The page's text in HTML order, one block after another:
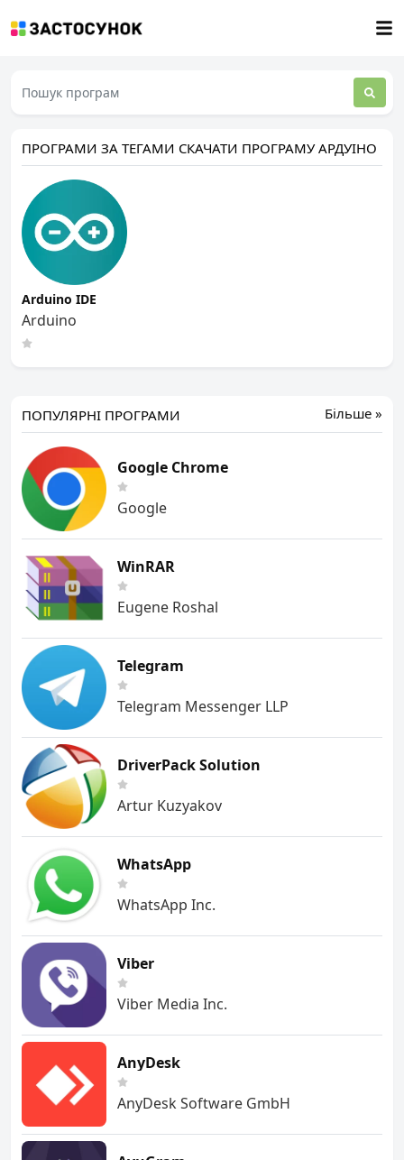
ПРОГРАМИ ЗА ТЕГАМИ СКАЧАТИ ПРОГРАМУ АРДУІНО
Arduino IDE
Arduino
Більше »
ПОПУЛЯРНІ ПРОГРАМИ
Google Chrome
Google
WinRAR
Eugene Roshal
Telegram
Telegram Messenger LLP
DriverPack Solution
Artur Kuzyakov
WhatsApp
WhatsApp Inc.
Viber
Viber Media Inc.
AnyDesk
AnyDesk Software GmbH